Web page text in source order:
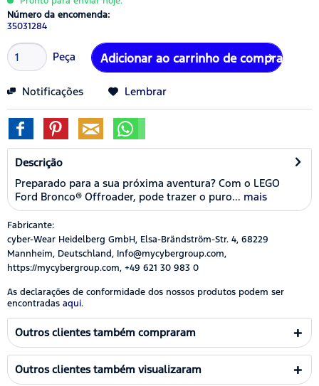
Número da encomenda:
35031284
Peça Adicionar ao carrinho de compras
Notificações Lembrar
Descrição
Preparado para a sua próxima aventura? Com o LEGO
Ford Bronco® Offroader, pode trazer o puro... mais
Fabricante:
cyber-Wear Heidelberg GmbH, Elsa-Brändström-Str. 4, 68229
Mannheim, Deutschland, Info@mycybergroup.com,
https://mycybergroup.com, +49 621 30 983 0
As declarações de conformidade dos nossos produtos podem ser
encontradas aqui.
Outros clientes também compraram
Outros clientes também visualizaram